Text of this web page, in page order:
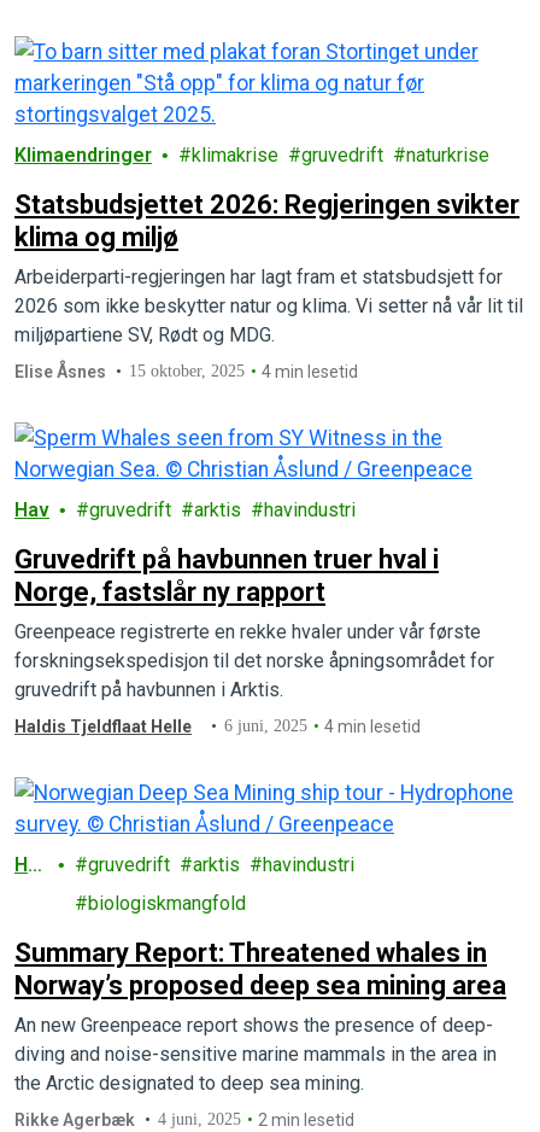
Klimaendringer klimakrise gruvedrift naturkrise
Statsbudsjettet 2026: Regjeringen svikter
klima og miljø
Arbeiderparti-regjeringen har lagt fram et statsbudsjett for
2026 som ikke beskytter natur og klima. Vi setter nå vår lit til
miljøpartiene SV, Rødt og MDG.
Elise Åsnes 15 oktober, 2025 4 min lesetid
Hav gruvedrift arktis havindustri
Gruvedrift på havbunnen truer hval i
Norge, fastslår ny rapport
Greenpeace registrerte en rekke hvaler under vår første
forskningsekspedisjon til det norske åpningsområdet for
gruvedrift på havbunnen i Arktis.
Haldis Tjeldflaat Helle 6 juni, 2025 4 min lesetid
Ha
gruvedrift arktis
havindustri
biologiskmangfold
Summary Report: Threatened whales in
Norway’s proposed deep sea mining area
An new Greenpeace report shows the presence of deep-
diving and noise-sensitive marine mammals in the area in
the Arctic designated to deep sea mining.
Rikke Agerbæk 4 juni, 2025 2 min lesetid